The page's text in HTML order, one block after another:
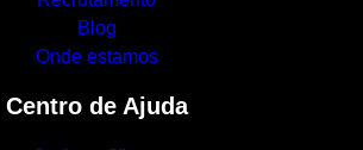
Blog
Onde estamos
Centro de Ajuda